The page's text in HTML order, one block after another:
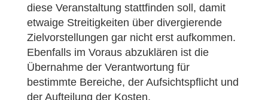
diese Veranstaltung stattfinden soll, damit
etwaige Streitigkeiten über divergierende
Zielvorstellungen gar nicht erst aufkommen.
Ebenfalls im Voraus abzuklären ist die
Übernahme der Verantwortung für
bestimmte Bereiche, der Aufsichtspflicht und
der Aufteilung der Kosten.